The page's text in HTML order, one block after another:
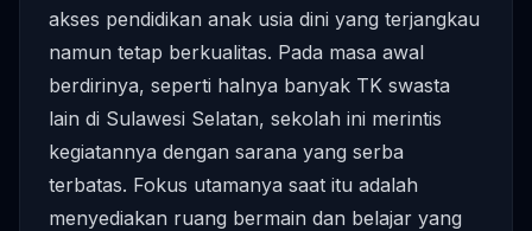
akses pendidikan anak usia dini yang terjangkau
namun tetap berkualitas. Pada masa awal
berdirinya, seperti halnya banyak TK swasta
lain di Sulawesi Selatan, sekolah ini merintis
kegiatannya dengan sarana yang serba
terbatas. Fokus utamanya saat itu adalah
menyediakan ruang bermain dan belajar yang